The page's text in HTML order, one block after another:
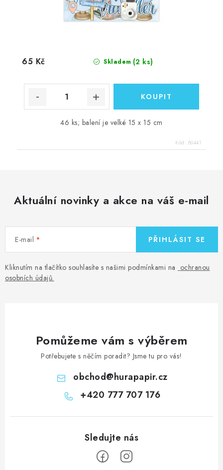
Skladem (2 ks)
65 Kč
46 ks; balení je velké 15 x 15 cm
Kód: 80441
Aktuální novinky a akce na váš e-mail
E-mail
Kliknutím na tlačítko souhlasíte s našimi podmínkami na ochranou
osobních údajů.
PŘIHLÁSIT SE
Pomůžeme vám s výběrem
Potřebujete s něčím poradit? Jsme tu pro vás!
obchod@hurapapir.cz
+420 777 707 176